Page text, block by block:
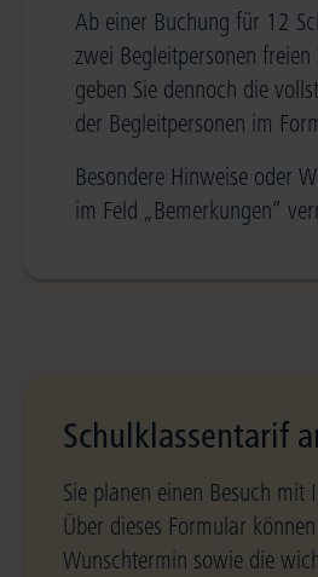
Ab einer Buchung für 12
zwei Begleitpersonen
geben Sie dennoch die
der Begleitpersonen im
Besondere Hinweise oder
im Feld „Bemerkungen“
Schulklassentarif
Sie planen einen Besuch mit
Über dieses Formular
Wunschtermin sowie die